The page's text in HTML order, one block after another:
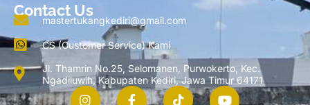
Contact Us
mastertukangkediri@gmail.com
CS (Customer Service) Kami
Jl. Thamrin No.25, Selomanen, Purwokerto, Kec.
Ngadiluwih, Kabupaten Kediri, Jawa Timur 64171